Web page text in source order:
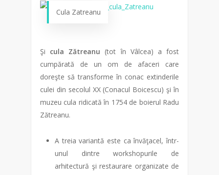
Cula Zatreanu
Şi cula Zătreanu (tot în Vâlcea) a fost
cumpărată de un om de afaceri care
doreşte să transforme în conac extinderile
culei din secolul XX (Conacul Boicescu) şi în
muzeu cula ridicată în 1754 de boierul Radu
Zătreanu.
A treia variantă este ca învăţacel, într-
unul dintre workshopurile de
arhitectură şi restaurare organizate de